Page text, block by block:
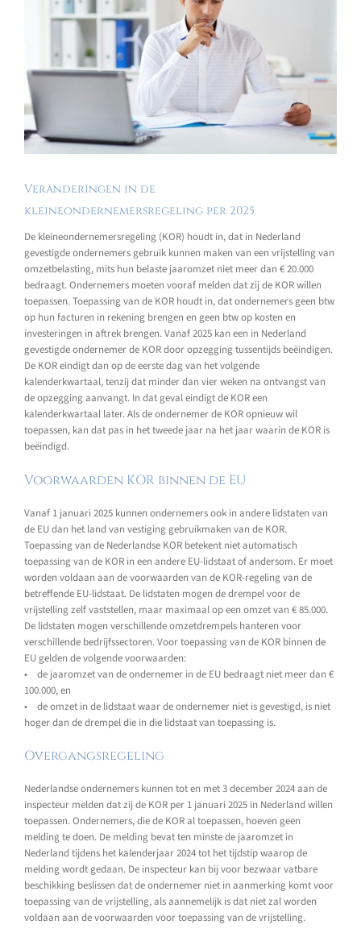
Veranderingen in de
kleineondernemersregeling per 2025
De kleineondernemersregeling (KOR) houdt in, dat in Nederland
gevestigde ondernemers gebruik kunnen maken van een vrijstelling van
omzetbelasting, mits hun belaste jaaromzet niet meer dan € 20.000
bedraagt. Ondernemers moeten vooraf melden dat zij de KOR willen
toepassen. Toepassing van de KOR houdt in, dat ondernemers geen btw
op hun facturen in rekening brengen en geen btw op kosten en
investeringen in aftrek brengen. Vanaf 2025 kan een in Nederland
gevestigde ondernemer de KOR door opzegging tussentijds beëindigen.
De KOR eindigt dan op de eerste dag van het volgende
kalenderkwartaal, tenzij dat minder dan vier weken na ontvangst van
de opzegging aanvangt. In dat geval eindigt de KOR een
kalenderkwartaal later. Als de ondernemer de KOR opnieuw wil
toepassen, kan dat pas in het tweede jaar na het jaar waarin de KOR is
beëindigd.
Voorwaarden KOR binnen de EU
Vanaf 1 januari 2025 kunnen ondernemers ook in andere lidstaten van
de EU dan het land van vestiging gebruikmaken van de KOR.
Toepassing van de Nederlandse KOR betekent niet automatisch
toepassing van de KOR in een andere EU-lidstaat of andersom. Er moet
worden voldaan aan de voorwaarden van de KOR-regeling van de
betreffende EU-lidstaat. De lidstaten mogen de drempel voor de
vrijstelling zelf vaststellen, maar maximaal op een omzet van € 85.000.
De lidstaten mogen verschillende omzetdrempels hanteren voor
verschillende bedrijfssectoren. Voor toepassing van de KOR binnen de
EU gelden de volgende voorwaarden:
• de jaaromzet van de ondernemer in de EU bedraagt niet meer dan €
100.000, en
• de omzet in de lidstaat waar de ondernemer niet is gevestigd, is niet
hoger dan de drempel die in die lidstaat van toepassing is.
Overgangsregeling
Nederlandse ondernemers kunnen tot en met 3 december 2024 aan de
inspecteur melden dat zij de KOR per 1 januari 2025 in Nederland willen
toepassen. Ondernemers, die de KOR al toepassen, hoeven geen
melding te doen. De melding bevat ten minste de jaaromzet in
Nederland tijdens het kalenderjaar 2024 tot het tijdstip waarop de
melding wordt gedaan. De inspecteur kan bij voor bezwaar vatbare
beschikking beslissen dat de ondernemer niet in aanmerking komt voor
toepassing van de vrijstelling, als aannemelijk is dat niet zal worden
voldaan aan de voorwaarden voor toepassing van de vrijstelling.